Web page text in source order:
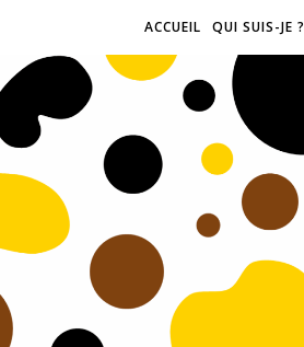
ACCUEIL QUI SUIS-JE ?